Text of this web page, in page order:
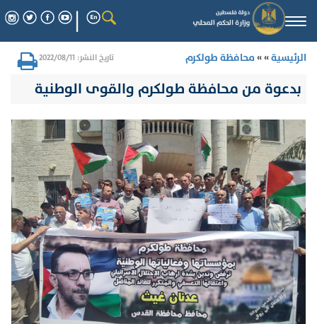
الرئيسية» »محافظة طولكرم تاريخ النشر: 2022/08/11
بدعوة من محافظة طولكرم والقوى الوطنية